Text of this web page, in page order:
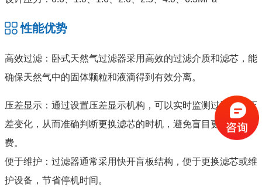
性能优势
高效过滤：卧式天然气过滤器采用高效的过滤介质和滤芯，能
确保天然气中的固体颗粒和液滴得到有效分离。
压差显示：通过设置压差显示机构，可以实时监测过滤器的压
差变化，从而准确判断更换滤芯的时机，避免盲目更换和浪
费。
便于维护：过滤器通常采用快开盲板结构，便于更换滤芯或维
护设备，节省停机时间。